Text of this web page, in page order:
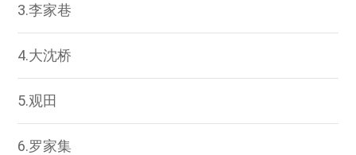
3.李家巷
4.大沈桥
5.观田
6.罗家集